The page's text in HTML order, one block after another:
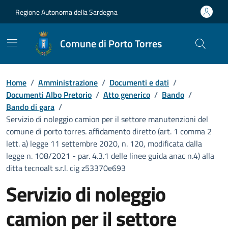
Regione Autonoma della Sardegna
Comune di Porto Torres
Home / Amministrazione / Documenti e dati /
Documenti Albo Pretorio / Atto generico / Bando /
Bando di gara /
Servizio di noleggio camion per il settore manutenzioni del
comune di porto torres. affidamento diretto (art. 1 comma 2
lett. a) legge 11 settembre 2020, n. 120, modificata dalla
legge n. 108/2021 - par. 4.3.1 delle linee guida anac n.4) alla
ditta tecnoalt s.r.l. cig z53370e693
Servizio di noleggio
camion per il settore